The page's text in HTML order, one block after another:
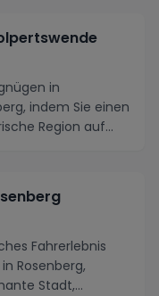
in
indem Sie einen
Region auf
Fahrerlebnis
Rosenberg,
Stadt,